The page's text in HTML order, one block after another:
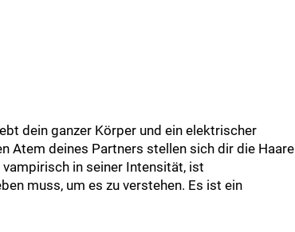
dein ganzer Körper und ein elektrischer
Atem deines Partners stellen sich dir die Haare
in seiner Intensität, ist
muss, um es zu verstehen. Es ist ein